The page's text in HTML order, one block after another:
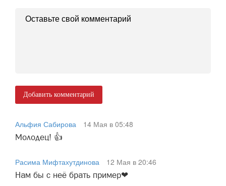
Добавить комментарий
Альфия Сабирова
14 Мая в 05:48
Молодец! 👍
Расима Мифтахутдинова
12 Мая в 20:46
Нам бы с неё брать пример❤